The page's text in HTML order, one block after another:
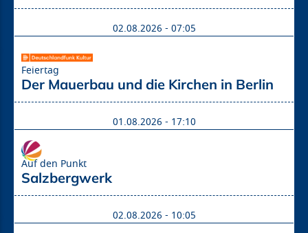
02.08.2026 - 07:05
Feiertag
Der Mauerbau und die Kirchen in Berlin
01.08.2026 - 17:10
Auf den Punkt
Salzbergwerk
02.08.2026 - 10:05